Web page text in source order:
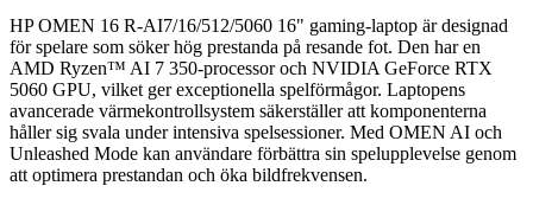
HP OMEN 16 R-AI7/16/512/5060 16" gaming-laptop är designad
för spelare som söker hög prestanda på resande fot. Den har en
AMD Ryzen™ AI 7 350-processor och NVIDIA GeForce RTX
5060 GPU, vilket ger exceptionella spelförmågor. Laptopens
avancerade värmekontrollsystem säkerställer att komponenterna
håller sig svala under intensiva spelsessioner. Med OMEN AI och
Unleashed Mode kan användare förbättra sin spelupplevelse genom
att optimera prestandan och öka bildfrekvensen.